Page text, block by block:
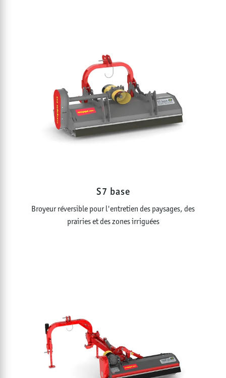
S7 base
Broyeur réversible pour l'entretien des paysages, des
prairies et des zones irriguées